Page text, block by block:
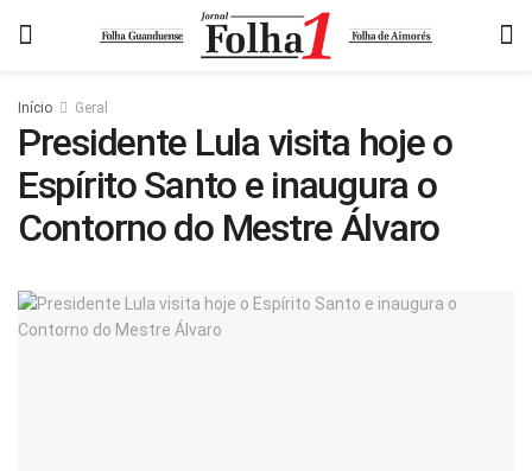
Início Geral
Presidente Lula visita hoje o
Espírito Santo e inaugura o
Contorno do Mestre Álvaro